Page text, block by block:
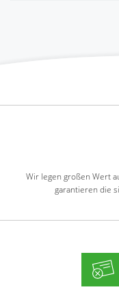
Wir legen großen Wert
garantieren die